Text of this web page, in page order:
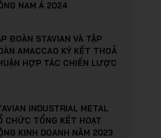
NAM Á 2024
ĐOÀN STAVIAN VÀ TẬP
AMACCAO KÝ KẾT THOẢ
HỢP TÁC CHIẾN LƯỢC
INDUSTRIAL METAL
CHỨC TỔNG KẾT HOẠT
KINH DOANH NĂM 2023